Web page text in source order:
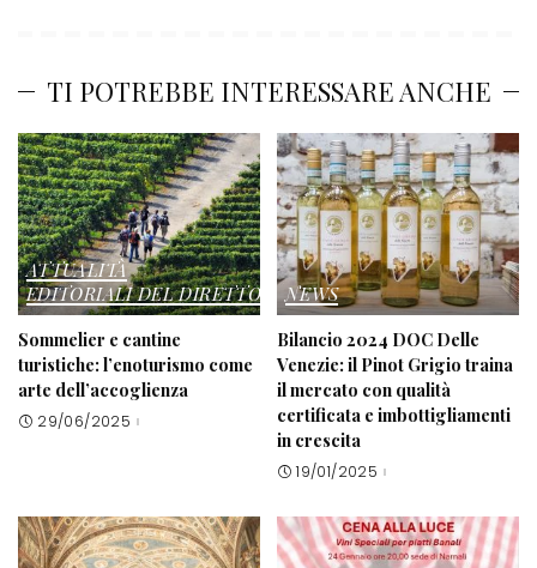
TI POTREBBE INTERESSARE ANCHE
ATTUALITÀ
EDITORIALI DEL DIRETTORE
Sommelier e cantine
turistiche: l’enoturismo come
arte dell’accoglienza
29/06/2025
NEWS
Bilancio 2024 DOC Delle
Venezie: il Pinot Grigio traina
il mercato con qualità
certificata e imbottigliamenti
in crescita
19/01/2025